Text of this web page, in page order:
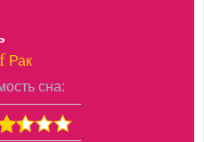
f Рак
сна: